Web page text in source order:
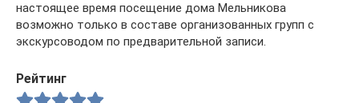
настоящее время посещение дома Мельникова
возможно только в составе организованных групп с
экскурсоводом по предварительной записи.
Рейтинг